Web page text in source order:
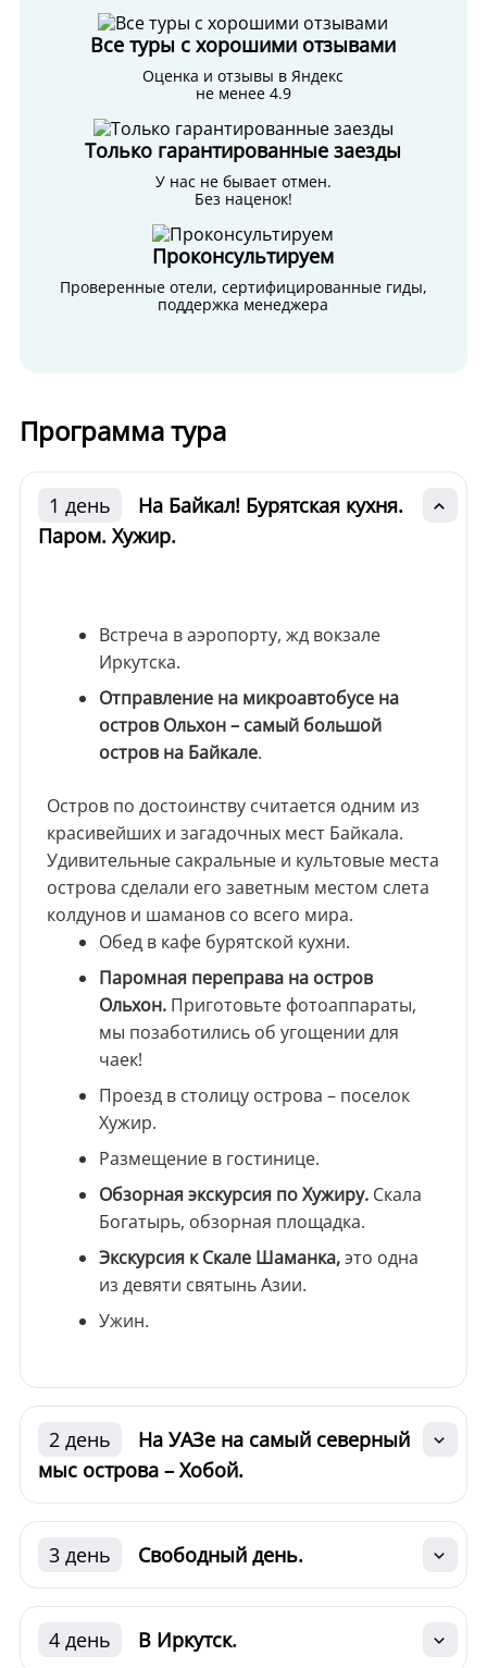
Все туры с хорошими отзывами
Оценка и отзывы в Яндекс
не менее 4.9
Только гарантированные заезды
У нас не бывает отмен.
Без наценок!
Проконсультируем
Проверенные отели, сертифицированные гиды,
поддержка менеджера
Программа тура
1 день
На Байкал! Бурятская кухня.
Паром. Хужир.
Встреча в аэропорту, жд вокзале
Иркутска.
Отправление на микроавтобусе на
остров Ольхон – самый большой
остров на Байкале.
Остров по достоинству считается одним из
красивейших и загадочных мест Байкала.
Удивительные сакральные и культовые места
острова сделали его заветным местом слета
колдунов и шаманов со всего мира.
Обед в кафе бурятской кухни.
Паромная переправа на остров
Ольхон.Приготовьте фотоаппараты,
мы позаботились об угощении для
чаек!
Проезд в столицу острова – поселок
Хужир.
Размещение в гостинице.
Обзорная экскурсия по Хужиру.Скала
Богатырь, обзорная площадка.
Экскурсия к Скале Шаманка,это одна
из девяти святынь Азии.
Ужин.
2 день
На УАЗе на самый северный
мыс острова – Хобой.
3 день Свободный день.
4 день В Иркутск.